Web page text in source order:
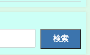
検索